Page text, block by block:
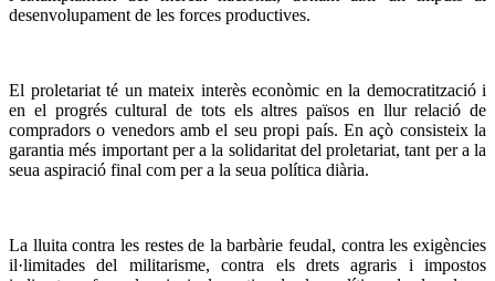
desenvolupament de les forces productives.
El proletariat té un mateix interès econòmic en la democratització i
en el progrés cultural de tots els altres països en llur relació de
compradors o venedors amb el seu propi país. En açò consisteix la
garantia més important per a la solidaritat del proletariat, tant per a la
seua aspiració final com per a la seua política diària.
La lluita contra les restes de la barbàrie feudal, contra les exigències
il·limitades del militarisme, contra els drets agraris i impostos